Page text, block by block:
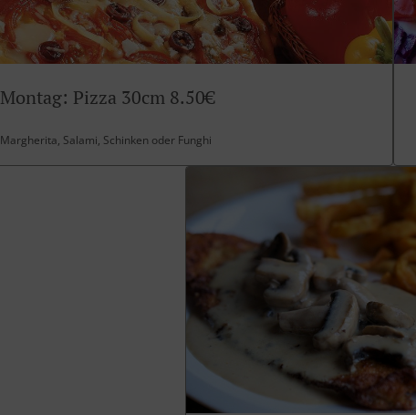
Montag: Pizza 30cm 8.50€
Margherita, Salami, Schinken oder Funghi